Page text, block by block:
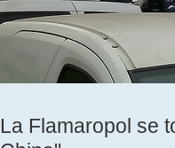
La Flamaropol se